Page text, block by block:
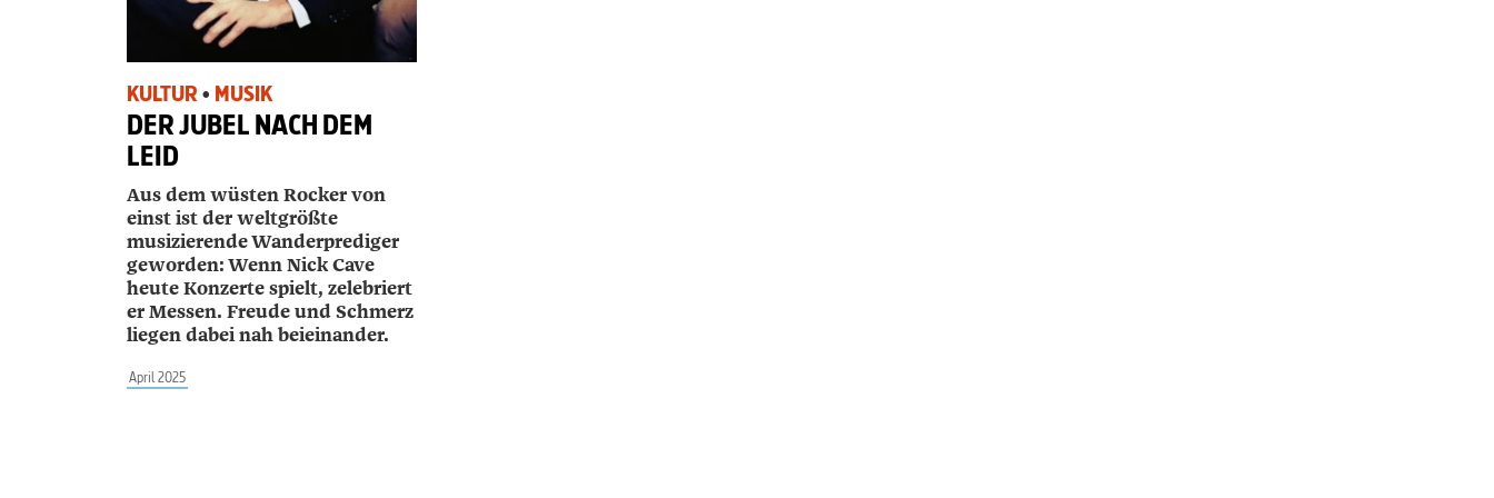
KULTUR • MUSIK
DER JUBEL NACH DEM
LEID
Aus dem wüsten Rocker von
einst ist der weltgrößte
musizierende Wanderprediger
geworden: Wenn Nick Cave
heute Konzerte spielt, zelebriert
er Messen. Freude und Schmerz
liegen dabei nah beieinander.
April 2025